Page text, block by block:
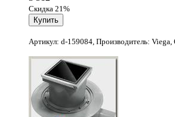
Скидка 21%
Артикул: d-159084, Производитель: